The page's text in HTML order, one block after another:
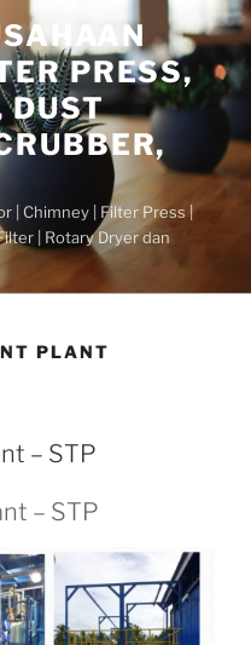
PRESS,
DUST
| Chimney | Filter Press |
| Rotary Dryer dan
PLANT
– STP
– STP